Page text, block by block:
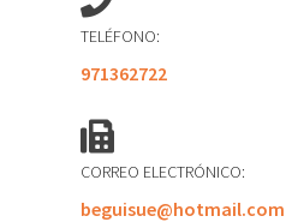
TELÉFONO:
971362722
CORREO ELECTRÓNICO:
beguisue@hotmail.com